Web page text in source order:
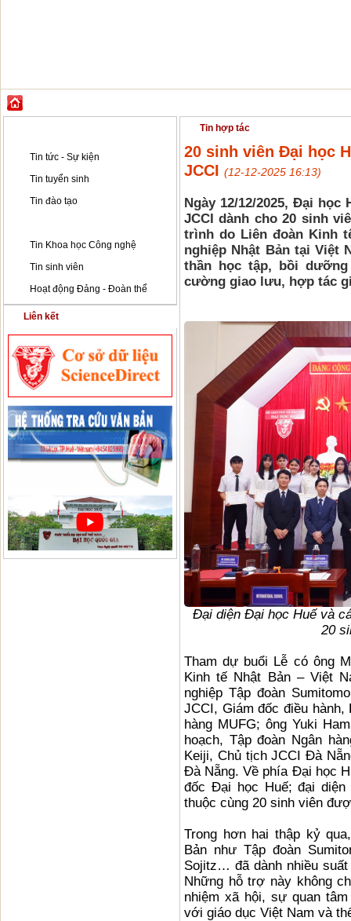
Tin tức - Sự kiện
Tin tuyển sinh
Tin đào tạo
Tin Khoa học Công nghệ
Tin sinh viên
Hoạt động Đảng - Đoàn thể
Liên kết
Tin hợp tác
20 sinh viên Đại học
JCCI (12-12-2025 16:13)
Ngày 12/12/2025, Đại
JCCI dành cho 20 sinh
trình do Liên đoàn Kinh
nghiệp Nhật Bản tại Việt
thần học tập, bồi
cường giao lưu, hợp tác
Đại diện Đại học Huế và
20
Tham dự buổi Lễ có ông
Kinh tế Nhật Bản – Việt
nghiệp Tập đoàn
JCCI, Giám đốc điều hành,
hàng MUFG; ông Yuki
hoạch, Tập đoàn Ngân
Keiji, Chủ tịch JCCI Đà
Đà Nẵng. Về phía Đại học
đốc Đại học Huế; đại
thuộc cùng 20 sinh viên
Trong hơn hai thập kỷ
Bản như Tập đoàn
Sojitz… đã dành nhiều
Những hỗ trợ này không
nhiệm xã hội, sự quan
với giáo dục Việt Nam và